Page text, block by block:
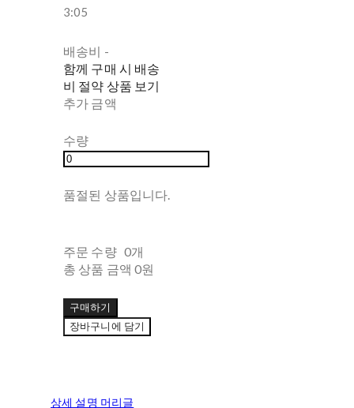
3:05
배송비 -
함께 구매 시 배송
비 절약 상품 보기
추가 금액
수량
품절된 상품입니다.
주문 수량 0개
총 상품 금액 0원
구매하기
장바구니에 담기
상세 설명 머리글